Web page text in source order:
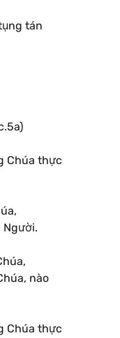
tán
Chúa thực
Người.
nào
Chúa thực